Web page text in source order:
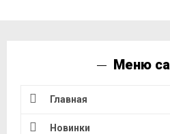
Меню
Главная
Новинки